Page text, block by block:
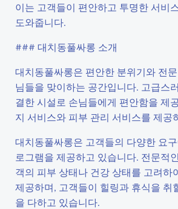
이는 고객들이 편안하고 투명한 서비
도와줍니다.
### 대치동풀싸롱 소개
대치동풀싸롱은 편안한 분위기와 전
님들을 맞이하는 공간입니다. 고급스
결한 시설로 손님들에게 편안함을 제
지 서비스와 피부 관리 서비스를 제공
대치동풀싸롱은 고객들의 다양한 요
로그램을 제공하고 있습니다. 전문적
객의 피부 상태나 건강 상태를 고려하
제공하며, 고객들이 힐링과 휴식을 취
을 다하고 있습니다.